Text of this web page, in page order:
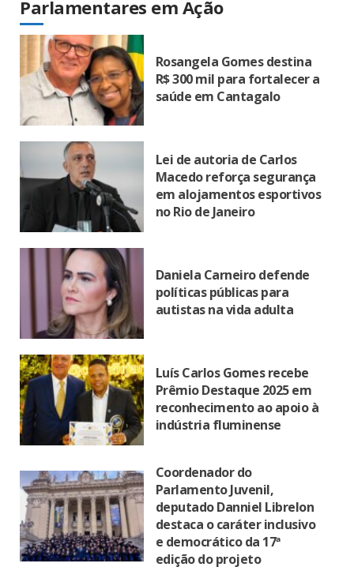
Parlamentares em Ação
Rosangela Gomes destina
R$ 300 mil para fortalecer a
saúde em Cantagalo
Lei de autoria de Carlos
Macedo reforça segurança
em alojamentos esportivos
no Rio de Janeiro
Daniela Carneiro defende
políticas públicas para
autistas na vida adulta
Luís Carlos Gomes recebe
Prêmio Destaque 2025 em
reconhecimento ao apoio à
indústria fluminense
Coordenador do
Parlamento Juvenil,
deputado Danniel Librelon
destaca o caráter inclusivo
e democrático da 17ª
edição do projeto